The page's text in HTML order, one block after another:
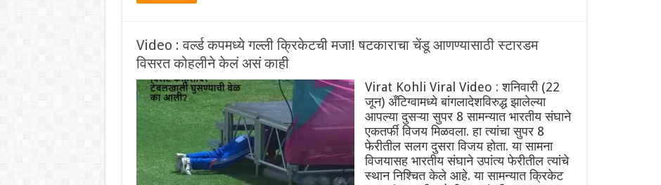
Video : वर्ल्ड कपमध्ये गल्ली क्रिकेटची मजा! षटकाराचा चेंडू आणण्यासाठी स्टारडम
विसरत कोहलीने केलं असं काही
Virat Kohli Viral Video : शनिवारी (22
जून) अँटिग्वामध्ये बांगलादेशविरुद्ध झालेल्या
आपल्या दुसऱ्या सुपर 8 सामन्यात भारतीय संघाने
एकतर्फी विजय मिळवला. हा त्यांचा सुपर 8
फेरीतील सलग दुसरा विजय होता. या सामना
विजयासह भारतीय संघाने उपांत्य फेरीतील त्यांचे
स्थान निश्चित केले आहे. या सामन्यात क्रिकेट